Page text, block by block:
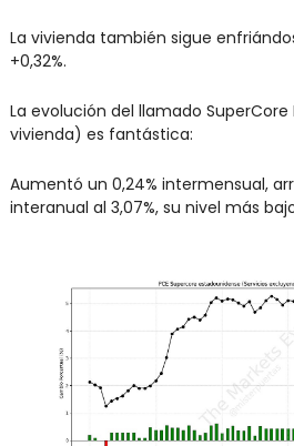
La vivienda también sigue
+0,32%.
La evolución del llamado SuperCore
vivienda) es fantástica:
Aumentó un 0,24% intermensual,
interanual al 3,07%, su nivel más